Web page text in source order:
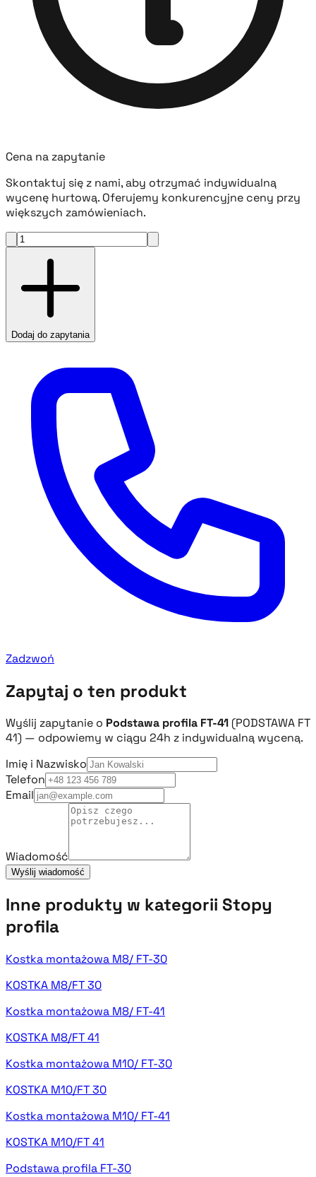
Cena na zapytanie
Skontaktuj się z nami, aby otrzymać indywidualną
wycenę hurtową. Oferujemy konkurencyjne ceny przy
większych zamówieniach.
Dodaj do zapytania
Zadzwoń
Zapytaj o ten produkt
Wyślij zapytanie o Podstawa profila FT-41 (PODSTAWA FT
41) — odpowiemy w ciągu 24h z indywidualną wyceną.
Imię i Nazwisko
Telefon
Email
Wiadomość
Wyślij wiadomość
Inne produkty w kategorii Stopy
profila
Kostka montażowa M8/ FT-30
KOSTKA M8/FT 30
Kostka montażowa M8/ FT-41
KOSTKA M8/FT 41
Kostka montażowa M10/ FT-30
KOSTKA M10/FT 30
Kostka montażowa M10/ FT-41
KOSTKA M10/FT 41
Podstawa profila FT-30